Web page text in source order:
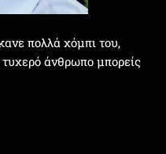
πολλά χόμπι του,
τυχερό άνθρωπο μπορείς